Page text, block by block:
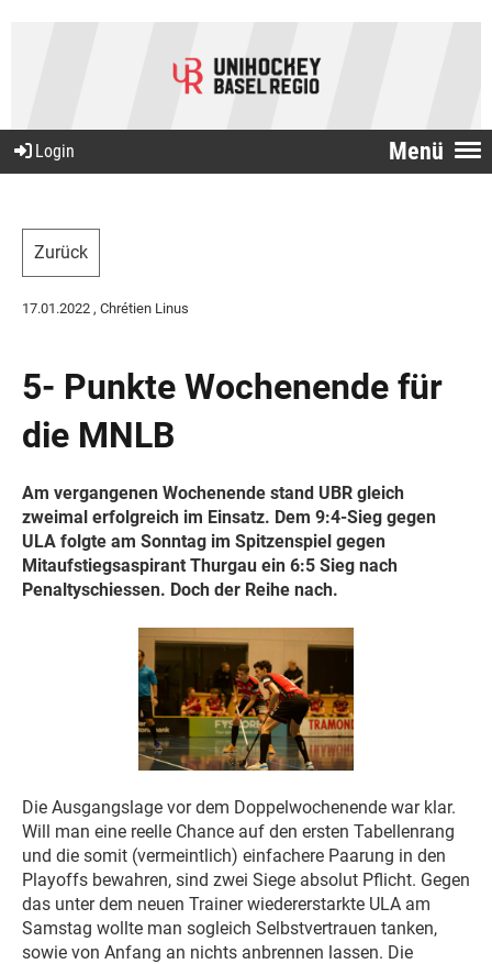
Menü
Login
Zurück
17.01.2022 , Chrétien Linus
5- Punkte Wochenende für
die MNLB
Am vergangenen Wochenende stand UBR gleich
zweimal erfolgreich im Einsatz. Dem 9:4-Sieg gegen
ULA folgte am Sonntag im Spitzenspiel gegen
Mitaufstiegsaspirant Thurgau ein 6:5 Sieg nach
Penaltyschiessen. Doch der Reihe nach.
Die Ausgangslage vor dem Doppelwochenende war klar.
Will man eine reelle Chance auf den ersten Tabellenrang
und die somit (vermeintlich) einfachere Paarung in den
Playoffs bewahren, sind zwei Siege absolut Pflicht. Gegen
das unter dem neuen Trainer wiedererstarkte ULA am
Samstag wollte man sogleich Selbstvertrauen tanken,
sowie von Anfang an nichts anbrennen lassen. Die